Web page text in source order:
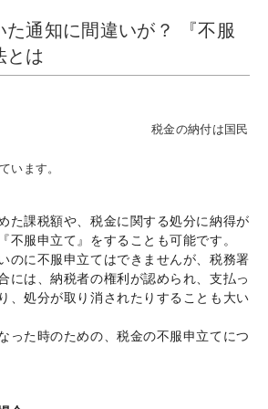
た通知に間違いが？ 『不服
とは
税金の納付は国民
います。
た課税額や、税金に関する処分に納得が
不服申立て』をすることも可能です。
のに不服申立てはできませんが、税務署
には、納税者の権利が認められ、支払っ
、処分が取り消されたりすることも大い
った時のための、税金の不服申立てにつ